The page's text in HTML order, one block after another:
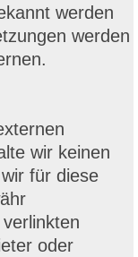
werden
werden
wir keinen
für diese
oder